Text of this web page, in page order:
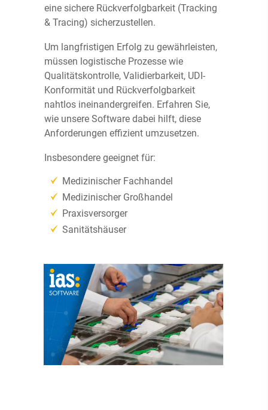
eine sichere Rückverfolgbarkeit (Tracking
& Tracing) sicherzustellen.
Um langfristigen Erfolg zu gewährleisten,
müssen logistische Prozesse wie
Qualitätskontrolle, Validierbarkeit, UDI-
Konformität und Rückverfolgbarkeit
nahtlos ineinandergreifen. Erfahren Sie,
wie unsere Software dabei hilft, diese
Anforderungen effizient umzusetzen.
Insbesondere geeignet für:
Medizinischer Fachhandel
Medizinischer Großhandel
Praxisversorger
Sanitätshäuser